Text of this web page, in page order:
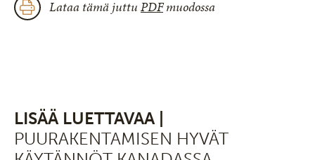
Lataa tämä juttu PDFmuodossa
LISÄÄ LUETTAVAA |
PUURAKENTAMISEN HYVÄT